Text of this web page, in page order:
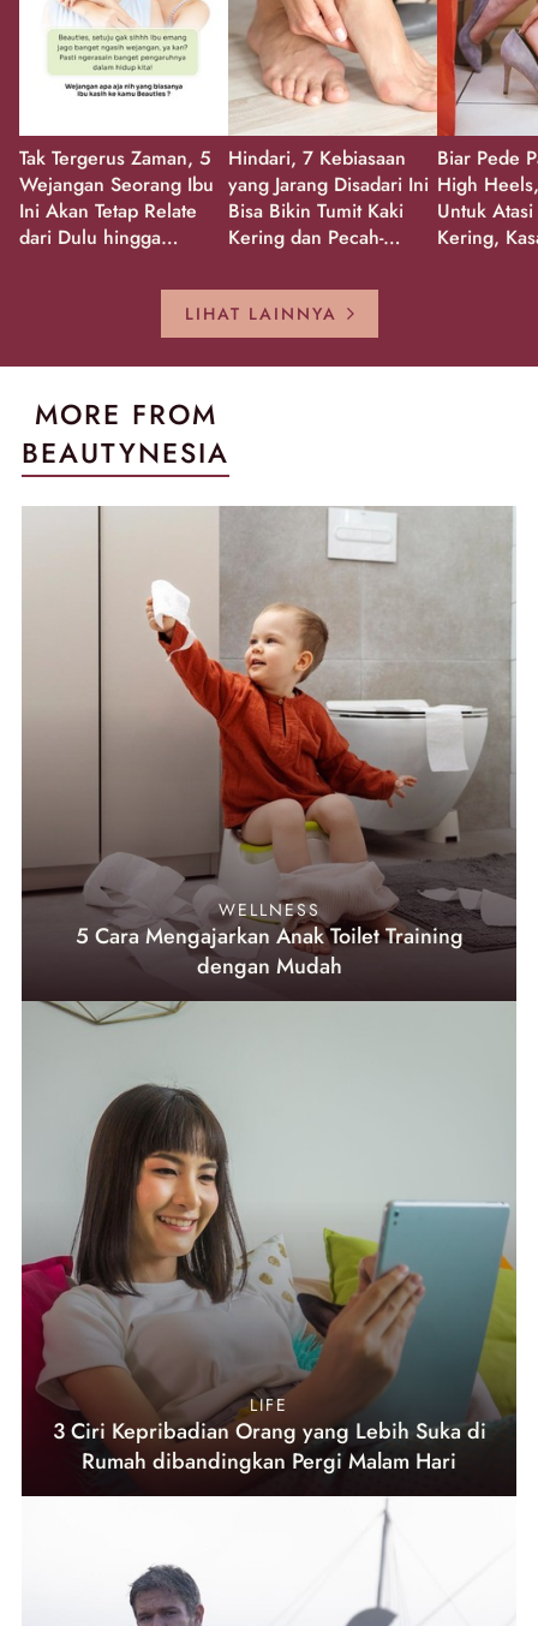
Tak Tergerus Zaman, 5
Wejangan Seorang Ibu
Ini Akan Tetap Relate
dari Dulu hingga
Hindari, 7 Kebiasaan
yang Jarang Disadari Ini
Bisa Bikin Tumit Kaki
Kering dan Pecah-
Biar Pede
High
Untuk
Kering,
LIHAT LAINNYA
MORE FROM
BEAUTYNESIA
WELLNESS
5 Cara Mengajarkan Anak Toilet Training
dengan Mudah
LIFE
3 Ciri Kepribadian Orang yang Lebih Suka di
Rumah dibandingkan Pergi Malam Hari